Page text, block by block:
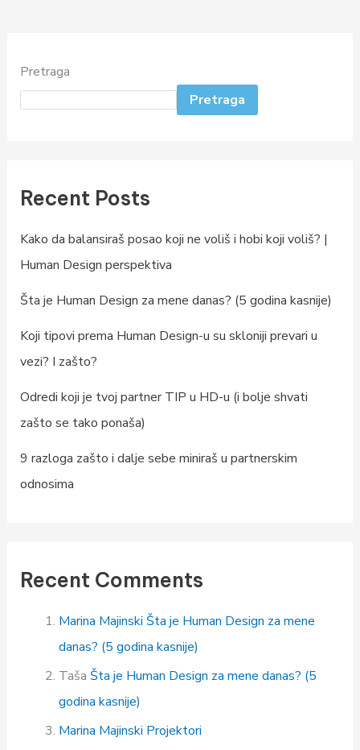
Pretraga
Pretraga
Recent Posts
Kako da balansiraš posao koji ne voliš i hobi koji voliš? |
Human Design perspektiva
Šta je Human Design za mene danas? (5 godina kasnije)
Koji tipovi prema Human Design-u su skloniji prevari u
vezi? I zašto?
Odredi koji je tvoj partner TIP u HD-u (i bolje shvati
zašto se tako ponaša)
9 razloga zašto i dalje sebe miniraš u partnerskim
odnosima
Recent Comments
Marina Majinski Šta je Human Design za mene
danas? (5 godina kasnije)
Taša Šta je Human Design za mene danas? (5
godina kasnije)
Marina Majinski Projektori